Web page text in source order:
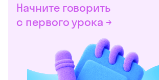
Начните говорить
с первого урока →